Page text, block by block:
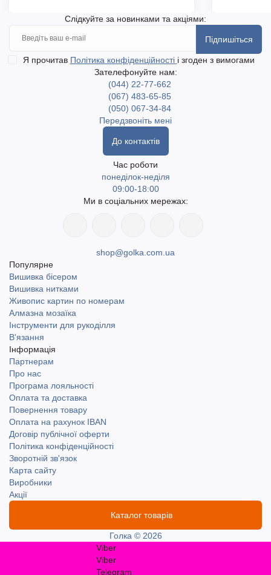
Слідкуйте за новинками та акціями:
Підпишіться
Я прочитав Політика конфіденційності і згоден з вимогами
Зателефонуйте нам:
(044) 22-77-662
(067) 483-65-85
(050) 067-34-84
Передзвоніть мені
До контактів
Час роботи
понеділок-неділя
09:00-18:00
Ми в соціальних мережах:
shop@golka.com.ua
Популярне
Вишивка бісером
Вишивка нитками
Живопис картин по номерам
Алмазна мозаїка
Інструменти для рукоділля
В'язання
Інформація
Партнерам
Про нас
Програма лояльності
Оплата та доставка
Повернення товару
Оплата на рахунок IBAN
Договір публічної оферти
Політика конфіденційності
Зворотній зв'язок
Карта сайту
Виробники
Акції
Каталог товарів
Голка © 2026
Viber
Viber
Telegram